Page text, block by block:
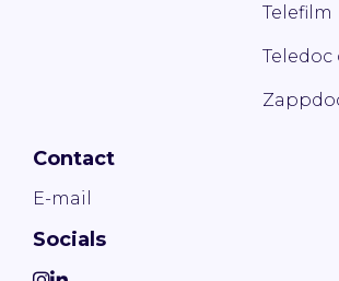
Telefilm
Teledoc
Contact
E-mail
Socials